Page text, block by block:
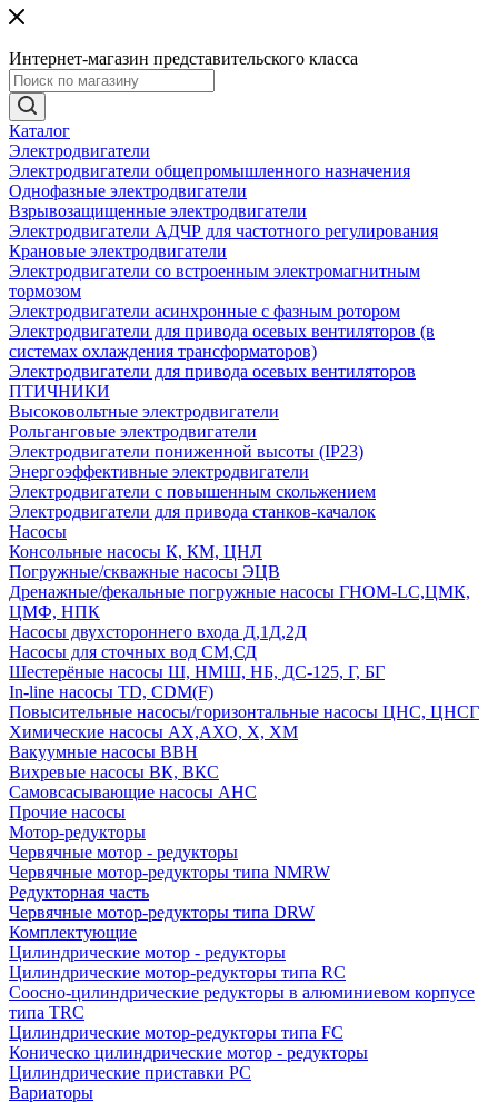
Интернет-магазин представительского класса
Каталог
Электродвигатели
Электродвигатели общепромышленного назначения
Однофазные электродвигатели
Взрывозащищенные электродвигатели
Электродвигатели АДЧР для частотного регулирования
Крановые электродвигатели
Электродвигатели со встроенным электромагнитным
тормозом
Электродвигатели асинхронные с фазным ротором
Электродвигатели для привода осевых вентиляторов (в
системах охлаждения трансформаторов)
Электродвигатели для привода осевых вентиляторов
ПТИЧНИКИ
Высоковольтные электродвигатели
Рольганговые электродвигатели
Электродвигатели пониженной высоты (IP23)
Энергоэффективные электродвигатели
Электродвигатели с повышенным скольжением
Электродвигатели для привода станков-качалок
Насосы
Консольные насосы К, КМ, ЦНЛ
Погружные/скважные насосы ЭЦВ
Дренажные/фекальные погружные насосы ГНОМ-LC,ЦМК,
ЦМФ, НПК
Насосы двухстороннего входа Д,1Д,2Д
Насосы для сточных вод СМ,СД
Шестерёные насосы Ш, НМШ, НБ, ДС-125, Г, БГ
In-line насосы TD, CDM(F)
Повысительные насосы/горизонтальные насосы ЦНС, ЦНСГ
Химические насосы АХ,АХО, Х, ХМ
Вакуумные насосы ВВН
Вихревые насосы ВК, ВКС
Самовсасывающие насосы АНС
Прочие насосы
Мотор-редукторы
Червячные мотор - редукторы
Червячные мотор-редукторы типа NMRW
Редукторная часть
Червячные мотор-редукторы типа DRW
Комплектующие
Цилиндрические мотор - редукторы
Цилиндрические мотор-редукторы типа RC
Соосно-цилиндрические редукторы в алюминиевом корпусе
типа TRC
Цилиндрические мотор-редукторы типа FC
Коническо цилиндрические мотор - редукторы
Цилиндрические приставки PC
Вариаторы